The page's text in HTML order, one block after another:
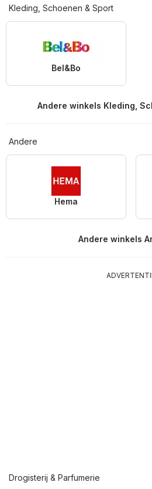
Kleding, Schoenen & Sport
Bel&Bo
Andere winkels Kleding,
Andere
Hema
Andere winkels
Drogisterij & Parfumerie